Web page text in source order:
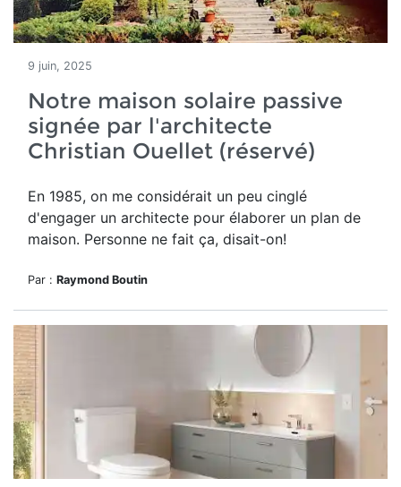
9 juin, 2025
Notre maison solaire passive
signée par l'architecte
Christian Ouellet (réservé)
En 1985, on me considérait un peu cinglé
d'engager un architecte pour élaborer un plan de
maison. Personne ne fait ça, disait-on!
Par : Raymond Boutin